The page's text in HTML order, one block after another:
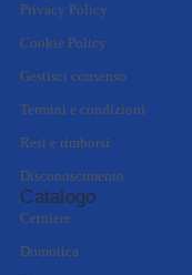
Privacy Policy
Cookie Policy
Gestisci consenso
Termini e condizioni
Resi e rimborsi
Disconoscimento
Catalogo
Cerniere
Domotica